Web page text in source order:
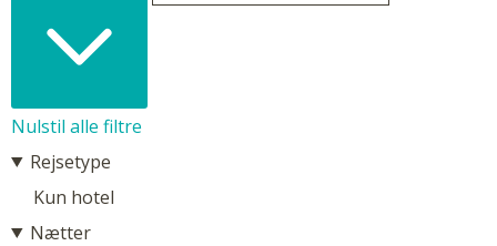
Nulstil alle filtre
Rejsetype
Kun hotel
Nætter